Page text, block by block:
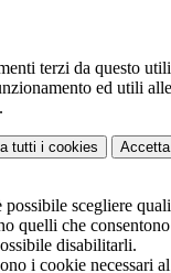
terzi da questo
ed utili
.
tutti i cookies
possibile scegliere
quelli che
disabilitarli.
i cookie necessari